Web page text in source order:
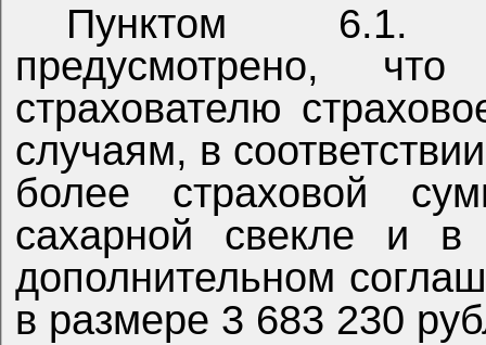
Пунктом 6.1.
предусмотрено, что
страхователю
случаям, в
более страховой
сахарной свекле и в
дополнительном
в размере 3 683 230